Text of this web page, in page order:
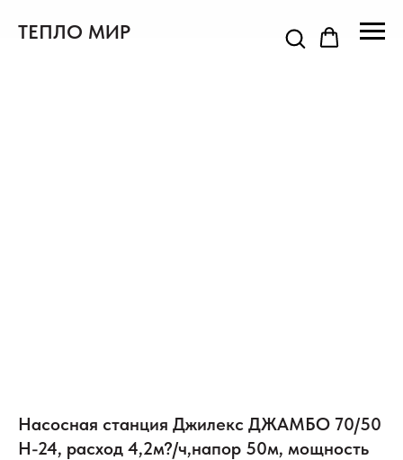
ТЕПЛО МИР
Насосная станция Джилекс ДЖАМБО 70/50
Н-24, расход 4,2м?/ч,напор 50м, мощность